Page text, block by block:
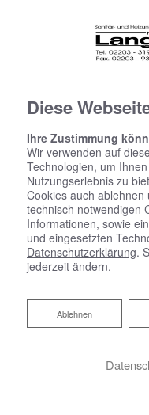
Startseite»Bad»
Luxus-Bad
Diese
Ihre Zustimmung
Wir verwenden auf
Technologien, um
Nutzungserlebnis zu
Cookies auch
technisch notwendigen
Informationen, sowie
und eingesetzten
Datenschutzerklärung.
jederzeit ändern.
Ablehnen
Ablehnen